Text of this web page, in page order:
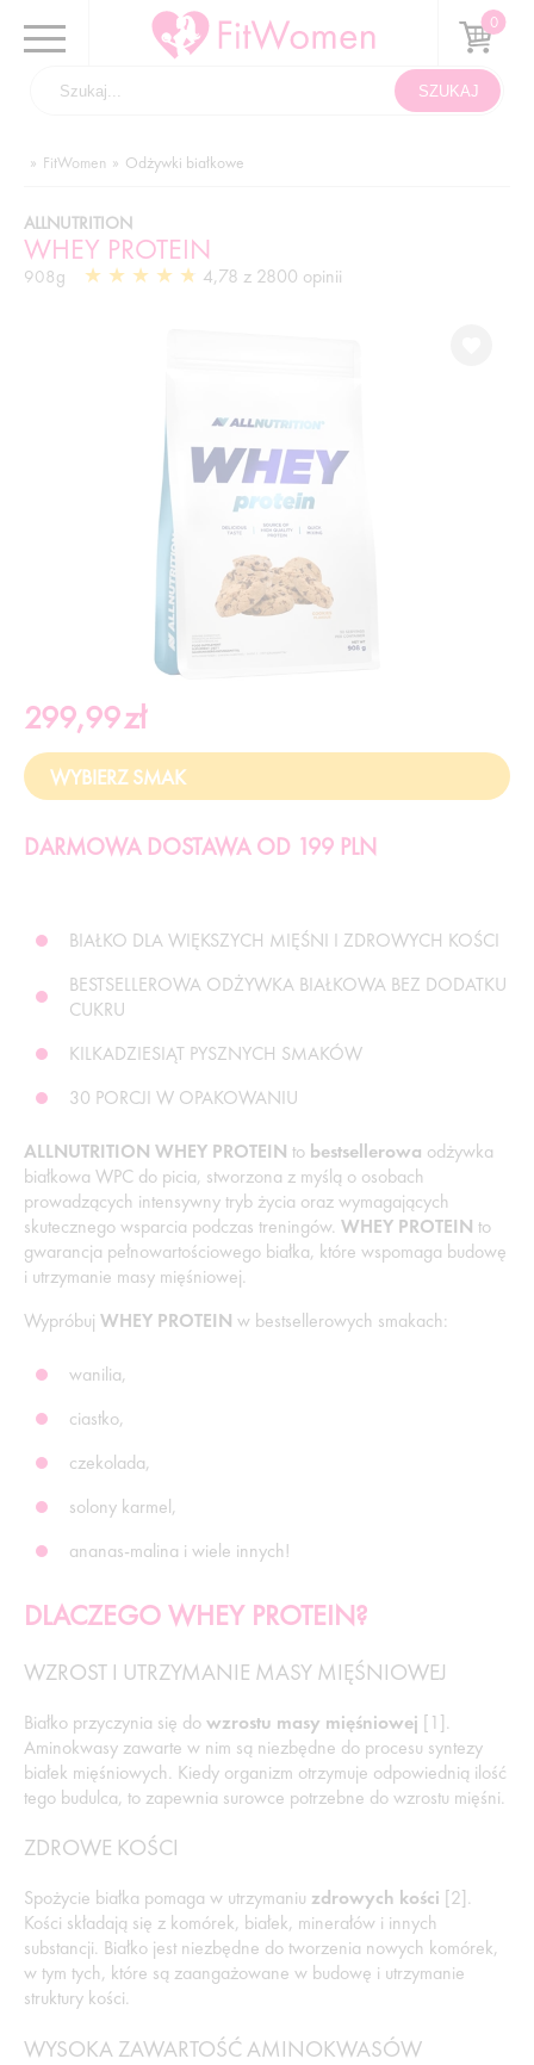
FitWomen Odżywki białkowe
WHEY PROTEIN
ALLNUTRITION
908g 4,78 z 2800 opinii
299,99zł
DARMOWA DOSTAWA OD 199 PLN
BIAŁKO DLA WIĘKSZYCH MIĘŚNI I ZDROWYCH KOŚCI
BESTSELLEROWA ODŻYWKA BIAŁKOWA BEZ DODATKU
CUKRU
KILKADZIESIĄT PYSZNYCH SMAKÓW
30 PORCJI W OPAKOWANIU
ALLNUTRITION WHEY PROTEIN to bestsellerowa odżywka
białkowa WPC do picia, stworzona z myślą o osobach
prowadzących intensywny tryb życia oraz wymagających
skutecznego wsparcia podczas treningów. WHEY PROTEIN to
gwarancja pełnowartościowego białka, które wspomaga budowę
i utrzymanie masy mięśniowej.
Wypróbuj WHEY PROTEIN w bestsellerowych smakach:
wanilia,
ciastko,
czekolada,
solony karmel,
ananas-malina i wiele innych!
DLACZEGO WHEY PROTEIN?
WZROST I UTRZYMANIE MASY MIĘŚNIOWEJ
Białko przyczynia się dowzrostu masy mięśniowej [1].
Aminokwasy zawarte w nim są niezbędne do procesu syntezy
białek mięśniowych. Kiedy organizm otrzymuje odpowiednią ilość
tego budulca, to zapewnia surowce potrzebne do wzrostu mięśni.
ZDROWE KOŚCI
Spożycie białka pomaga w utrzymaniu zdrowych kości [2].
Kości składają się z komórek, białek, minerałów i innych
substancji. Białko jest niezbędne do tworzenia nowych komórek,
w tym tych, które są zaangażowane w budowę i utrzymanie
struktury kości.
WYSOKA ZAWARTOŚĆ AMINOKWASÓW